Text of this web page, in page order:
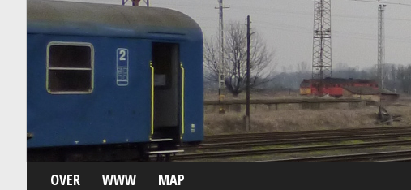
OVER WWW MAP